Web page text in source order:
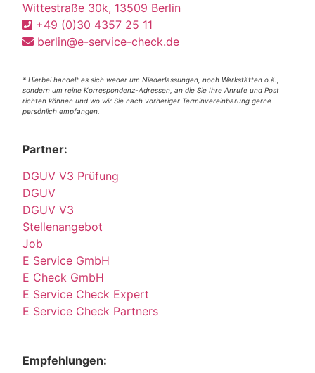
Wittestraße 30k, 13509 Berlin
+49 (0)30 4357 25 11
berlin@e-service-check.de
* Hierbei handelt es sich weder um Niederlassungen, noch Werkstätten o.ä.,
sondern um reine Korrespondenz-Adressen, an die Sie Ihre Anrufe und Post
richten können und wo wir Sie nach vorheriger Terminvereinbarung gerne
persönlich empfangen.
Partner:
DGUV V3 Prüfung
DGUV
DGUV V3
Stellenangebot
Job
E Service GmbH
E Check GmbH
E Service Check Expert
E Service Check Partners
Empfehlungen: